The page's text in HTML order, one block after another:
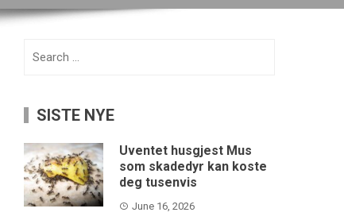
SISTE NYE
Uventet husgjest Mus
som skadedyr kan koste
deg tusenvis
June 16, 2026